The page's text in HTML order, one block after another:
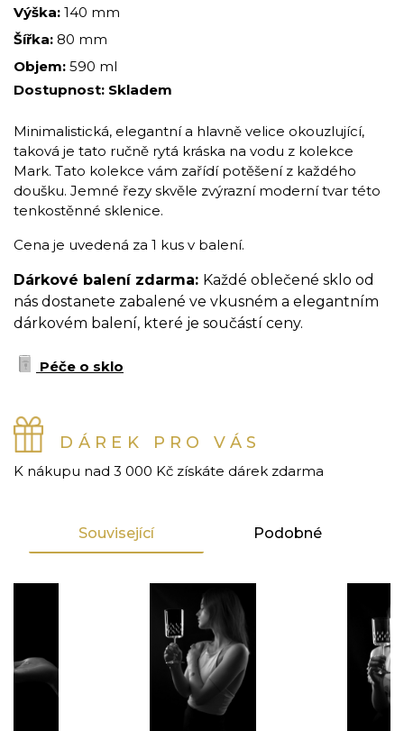
Výška: 140 mm
Šířka: 80 mm
Objem: 590 ml
Dostupnost: Skladem
Minimalistická, elegantní a hlavně velice okouzlující,
taková je tato ručně rytá kráska na vodu z kolekce
Mark. Tato kolekce vám zařídí potěšení z každého
doušku. Jemné řezy skvěle zvýrazní moderní tvar této
tenkostěnné sklenice.
Cena je uvedená za 1 kus v balení.
Dárkové balení zdarma: Každé oblečené sklo od
nás dostanete zabalené ve vkusném a elegantním
dárkovém balení, které je součástí ceny.
Péče o sklo
DÁREK PRO VÁS
K nákupu nad 3 000 Kč získáte dárek zdarma
Související Podobné